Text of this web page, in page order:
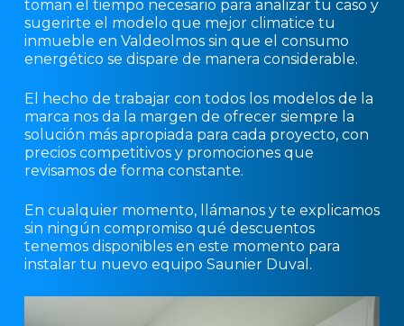
toman el tiempo necesario para analizar tu caso y
sugerirte el modelo que mejor climatice tu
inmueble en Valdeolmos sin que el consumo
energético se dispare de manera considerable.
El hecho de trabajar con todos los modelos de la
marca nos da la margen de ofrecer siempre la
solución más apropiada para cada proyecto, con
precios competitivos y promociones que
revisamos de forma constante.
En cualquier momento, llámanos y te explicamos
sin ningún compromiso qué descuentos
tenemos disponibles en este momento para
instalar tu nuevo equipo Saunier Duval.